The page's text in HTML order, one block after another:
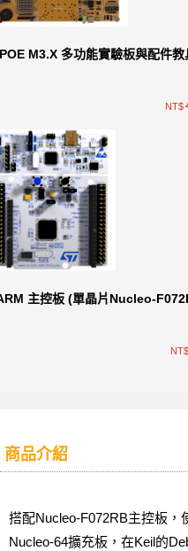
M3.X 多功能實驗板與配件教
NT$
主控板 (單晶片Nucleo-
NT$
商品介紹
搭配Nucleo-F072RB主控板
Nucleo-64擴充板，在Keil的